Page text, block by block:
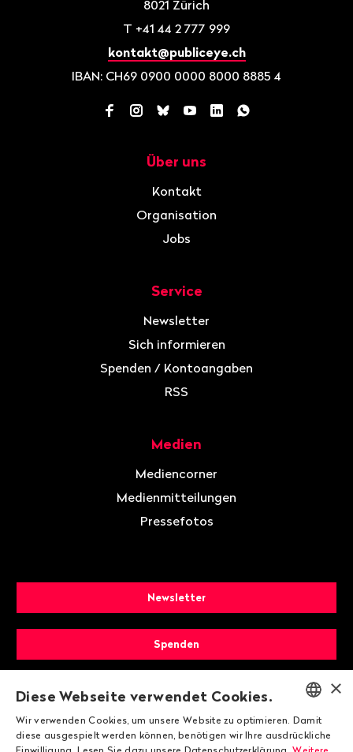
8021 Zürich
T +41 44 2 777 999
kontakt@publiceye.ch
IBAN: CH69 0900 0000 8000 8885 4
Facebook
Instagram
BlueskyYouTube
LinkedInWhatsApp
Über uns
Kontakt
Organisation
Jobs
Service
Newsletter
Sich informieren
Spenden / Kontoangaben
RSS
Medien
Mediencorner
Medienmitteilungen
Pressefotos
Newsletter
Spenden
Mitglied werden
ENGLISH
×
Diese Webseite verwendet Cookies.
Wir verwenden Cookies, um unsere Website zu optimieren. Damit
diese ausgespielt werden können, benötigen wir Ihre ausdrückliche